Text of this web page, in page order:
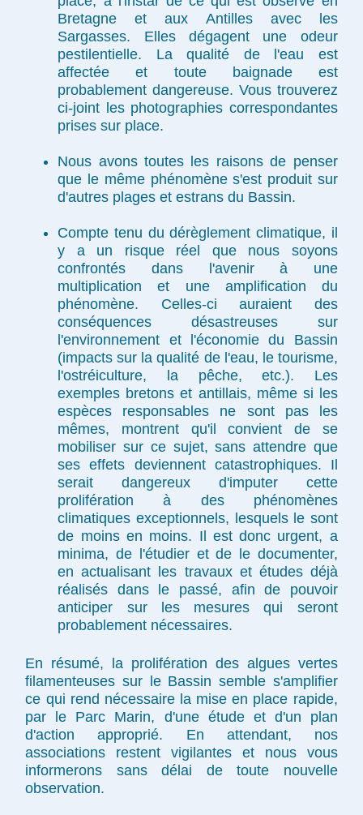
Bretagne et aux Antilles avec les
Sargasses. Elles dégagent une odeur
pestilentielle. La qualité de l'eau est
affectée et toute baignade est
probablement dangereuse. Vous trouverez
ci-joint les photographies correspondantes
prises sur place.
Nous avons toutes les raisons de penser
que le même phénomène s'est produit sur
d'autres plages et estrans du Bassin.
Compte tenu du dérèglement climatique, il
y a un risque réel que nous soyons
confrontés dans l'avenir à une
multiplication et une amplification du
phénomène. Celles-ci auraient des
conséquences désastreuses sur
l'environnement et l'économie du Bassin
(impacts sur la qualité de l'eau, le tourisme,
l'ostréiculture, la pêche, etc.). Les
exemples bretons et antillais, même si les
espèces responsables ne sont pas les
mêmes, montrent qu'il convient de se
mobiliser sur ce sujet, sans attendre que
ses effets deviennent catastrophiques. Il
serait dangereux d'imputer cette
prolifération à des phénomènes
climatiques exceptionnels, lesquels le sont
de moins en moins. Il est donc urgent, a
minima, de l'étudier et de le documenter,
en actualisant les travaux et études déjà
réalisés dans le passé, afin de pouvoir
anticiper sur les mesures qui seront
probablement nécessaires.
En résumé, la prolifération des algues vertes
filamenteuses sur le Bassin semble s'amplifier
ce qui rend nécessaire la mise en place rapide,
par le Parc Marin, d'une étude et d'un plan
d'action approprié. En attendant, nos
associations restent vigilantes et nous vous
informerons sans délai de toute nouvelle
observation.